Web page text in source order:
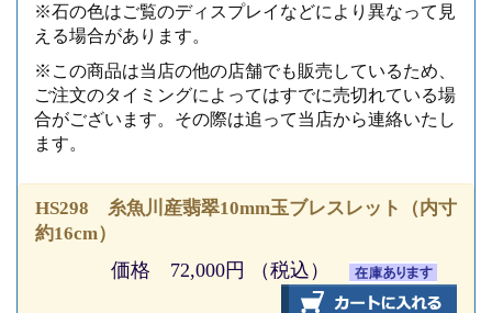
※石の色はご覧のディスプレイなどにより異なって見
える場合があります。
※この商品は当店の他の店舗でも販売しているため、
ご注文のタイミングによってはすでに売切れている場
合がございます。その際は追って当店から連絡いたし
ます。
HS298 糸魚川産翡翠10mm玉ブレスレット（内寸
約16cm）
価格 72,000円 （税込）